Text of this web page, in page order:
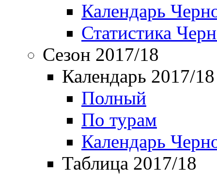
Календарь
Статистика
Сезон 2017/18
Календарь 2017/18
Полный
По турам
Календарь
Таблица 2017/18